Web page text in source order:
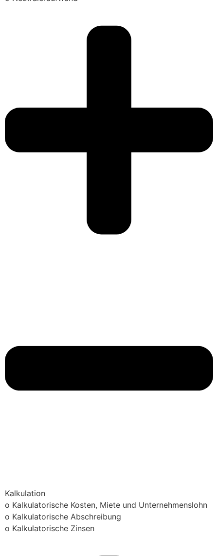
Kalkulation
o Kalkulatorische Kosten, Miete und Unternehmenslohn
o Kalkulatorische Abschreibung
o Kalkulatorische Zinsen